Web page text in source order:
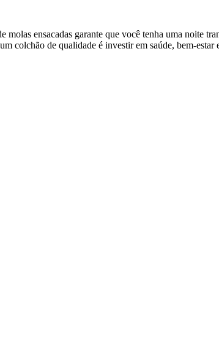
ensacadas garante que você tenha uma noite
colchão de qualidade é investir em saúde, bem-estar